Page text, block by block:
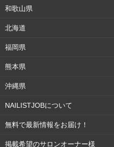
これら天然石のパーツをその
んです。
【やり方】（ターコイ
ェルを塗って硬化させる。
和歌山県
北海道
福岡県
熊本県
沖縄県
NAILISTJOBについて
無料で最新情報をお届け！
掲載希望のサロンオーナー様